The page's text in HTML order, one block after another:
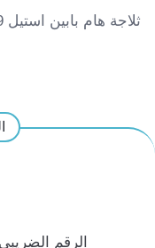
ثلاجة هام بابين استيل 14.9قدم